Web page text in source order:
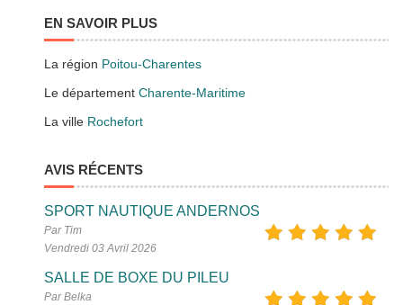
EN SAVOIR PLUS
La région Poitou-Charentes
Le départementCharente-Maritime
La ville Rochefort
AVIS RÉCENTS
SPORT NAUTIQUE ANDERNOS
Par Tim
Vendredi 03 Avril 2026
SALLE DE BOXE DU PILEU
Par Belka